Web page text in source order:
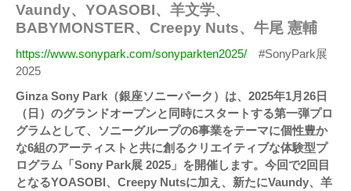
Vaundy、YOASOBI、羊文学、
BABYMONSTER、Creepy Nuts、牛尾 憲輔
https://www.sonypark.com/sonyparkten2025/ #SonyPark展
2025
Ginza Sony Park（銀座ソニーパーク）は、2025年1月26日
（日）のグランドオープンと同時にスタートする第一弾プロ
グラムとして、ソニーグループの6事業をテーマに個性豊か
な6組のアーティストと共に創るクリエイティブな体験型プ
ログラム「Sony Park展 2025」を開催します。今回で2回目
となるYOASOBI、Creepy Nutsに加え、新たにVaundy、羊